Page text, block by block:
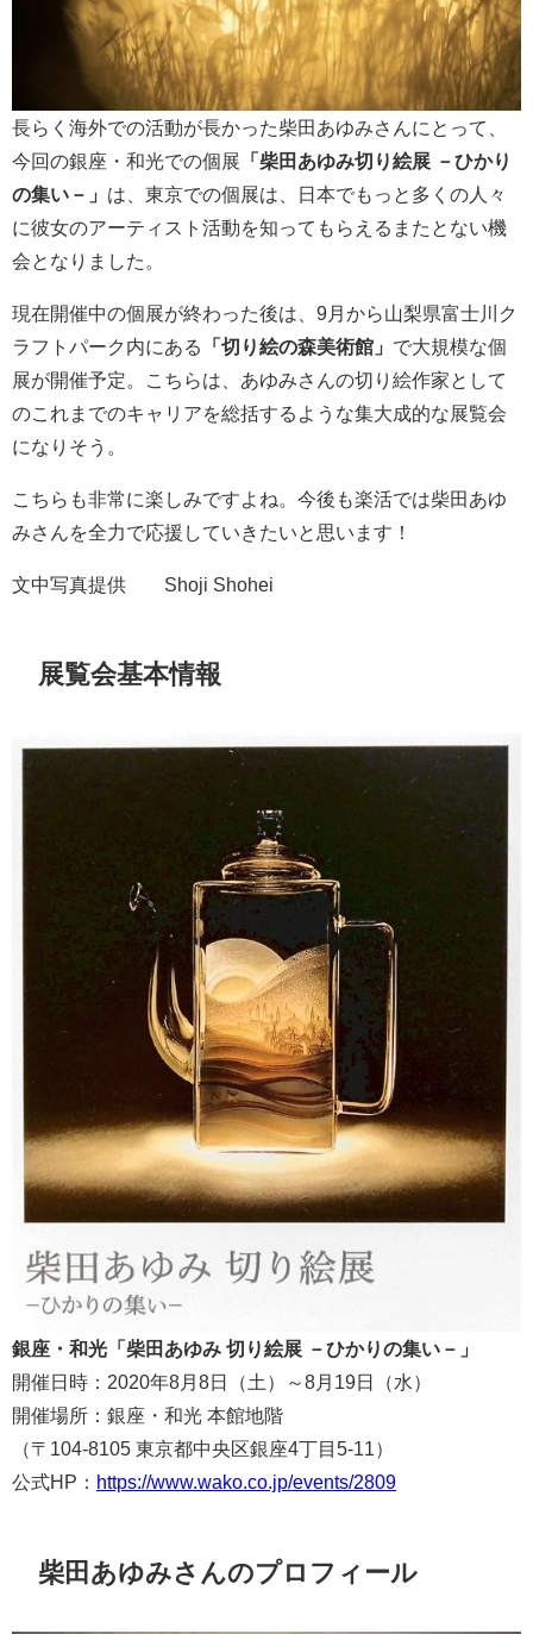
長らく海外での活動が長かった柴田あゆみさんにとって、
今回の銀座・和光での個展 「柴田あゆみ切り絵展 －ひかり
の集い－」 は、東京での個展は、日本でもっと多くの人々
に彼女のアーティスト活動を知ってもらえるまたとない機
会となりました。
現在開催中の個展が終わった後は、9月から山梨県富士川ク
ラフトパーク内にある
「切り絵の森美術館」 で大規模な個
展が開催予定。こちらは、あゆみさんの切り絵作家として
のこれまでのキャリアを総括するような集大成的な展覧会
になりそう。
こちらも非常に楽しみですよね。今後も楽活では柴田あゆ
みさんを全力で応援していきたいと思います！
文中写真提供 ©Shoji Shohei
展覧会基本情報
銀座・和光「柴田あゆみ 切り絵展 －ひかりの集い－」
開催日時：2020年8月8日（土）～8月19日（水）
開催場所：銀座・和光 本館地階
（〒104-8105 東京都中央区銀座4丁目5-11）
公式HP： https://www.wako.co.jp/events/2809
柴田あゆみさんのプロフィール